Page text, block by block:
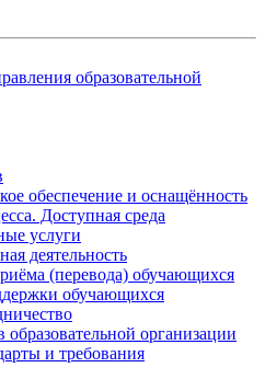
образовательной
обеспечение и оснащённость
Доступная среда
услуги
деятельность
(перевода) обучающихся
обучающихся
организации
и требования